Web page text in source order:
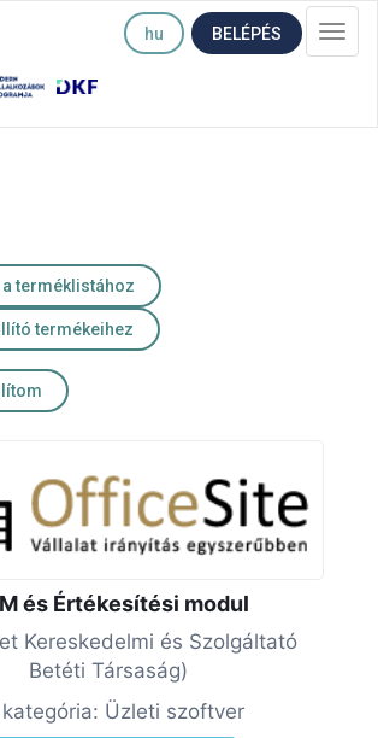
hu BELÉPÉS
terméklistához
termékeihez
és Értékesítési modul
Kereskedelmi és Szolgáltató
Betéti Társaság)
kategória: Üzleti szoftver